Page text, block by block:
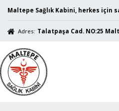
Maltepe Sağlık Kabini, herkes için
Adres: Talatpaşa Cad. NO:25